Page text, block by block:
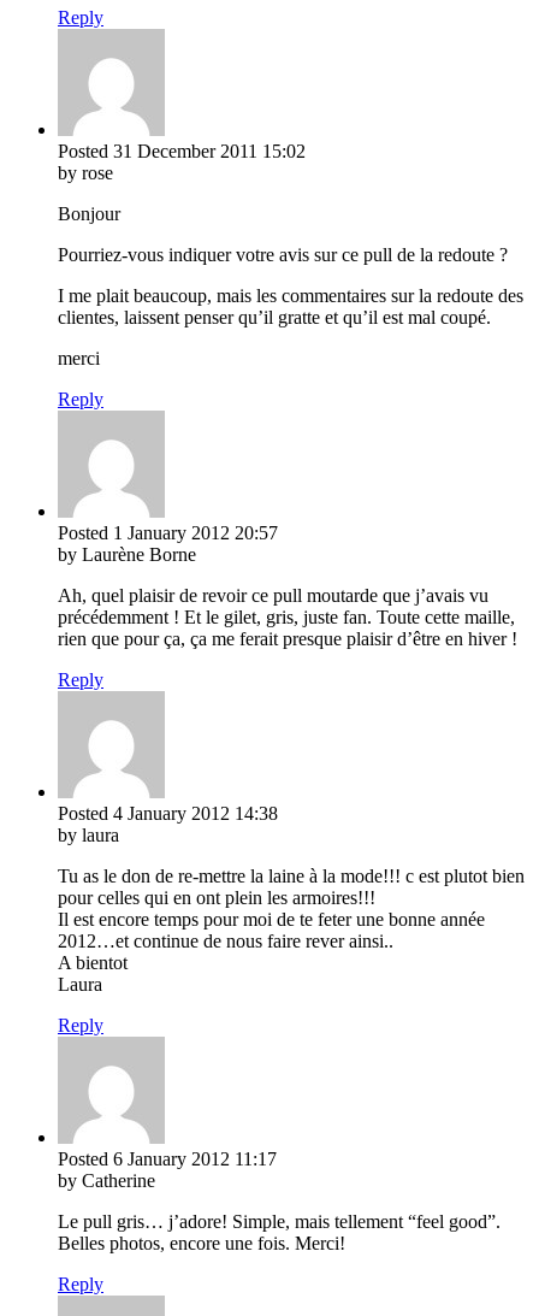
Reply
Posted 31 December 2011 15:02
by rose
Bonjour
Pourriez-vous indiquer votre avis sur ce pull de la redoute ?
I me plait beaucoup, mais les commentaires sur la redoute des
clientes, laissent penser qu’il gratte et qu’il est mal coupé.
merci
Reply
Posted 1 January 2012 20:57
by Laurène Borne
Ah, quel plaisir de revoir ce pull moutarde que j’avais vu
précédemment ! Et le gilet, gris, juste fan. Toute cette maille,
rien que pour ça, ça me ferait presque plaisir d’être en hiver !
Reply
Posted 4 January 2012 14:38
by laura
Tu as le don de re-mettre la laine à la mode!!! c est plutot bien
pour celles qui en ont plein les armoires!!!
Il est encore temps pour moi de te feter une bonne année
2012…et continue de nous faire rever ainsi..
A bientot
Laura
Reply
Posted 6 January 2012 11:17
by Catherine
Le pull gris… j’adore! Simple, mais tellement “feel good”.
Belles photos, encore une fois. Merci!
Reply